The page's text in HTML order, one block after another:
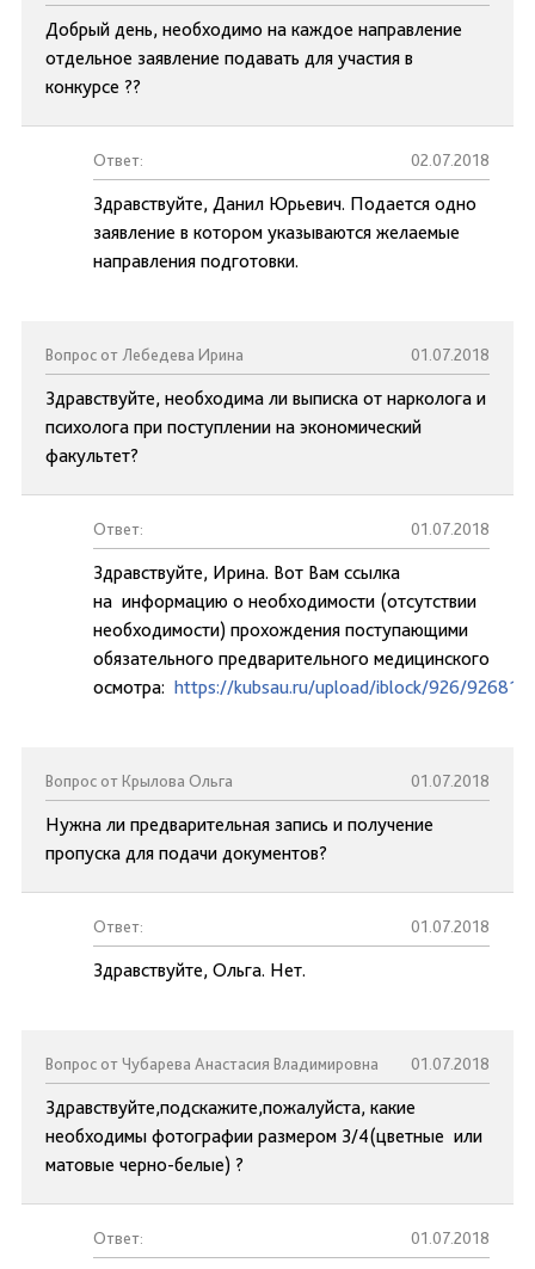
Добрый день, необходимо на каждое направление
отдельное заявление подавать для участия в
конкурсе ??
Ответ: 02.07.2018
Здравствуйте, Данил Юрьевич. Подается одно
заявление в котором указываются желаемые
направления подготовки.
Вопрос от Лебедева Ирина 01.07.2018
Здравствуйте, необходима ли выписка от нарколога и
психолога при поступлении на экономический
факультет?
Ответ: 01.07.2018
Здравствуйте, Ирина. Вот Вам ссылка
на информацию о необходимости (отсутствии
необходимости) прохождения поступающими
обязательного предварительного медицинского
осмотра: https://kubsau.ru/upload/iblock/926/
Вопрос от Крылова Ольга 01.07.2018
Нужна ли предварительная запись и получение
пропуска для подачи документов?
Ответ: 01.07.2018
Здравствуйте, Ольга. Нет.
Вопрос от Чубарева Анастасия Владимировна 01.07.2018
Здравствуйте,подскажите,пожалуйста, какие
необходимы фотографии размером 3/4(цветные или
матовые черно-белые) ?
Ответ: 01.07.2018